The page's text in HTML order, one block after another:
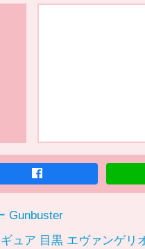
Gunbuster
ュア 目黒 エヴァンゲリ